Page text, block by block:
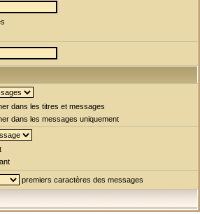
dans les titres et messages
dans les messages uniquement
premiers caractères des messages